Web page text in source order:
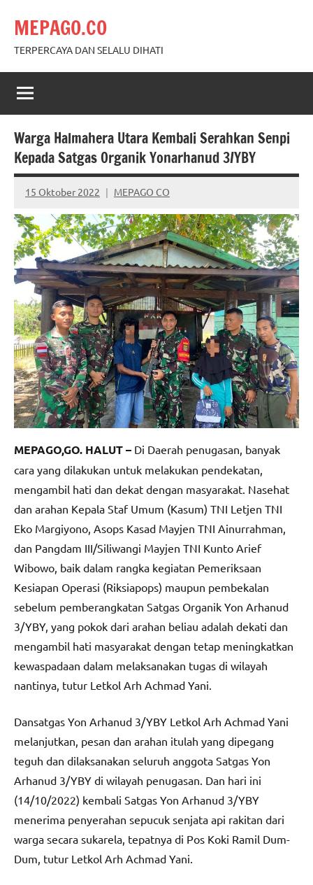
content
MEPAGO.CO
TERPERCAYA DAN SELALU DIHATI
Warga Halmahera Utara Kembali Serahkan Senpi
Kepada Satgas Organik Yonarhanud 3/YBY
15 Oktober 2022 MEPAGO CO
No
comments
MEPAGO,GO. HALUT – Di Daerah penugasan, banyak
cara yang dilakukan untuk melakukan pendekatan,
mengambil hati dan dekat dengan masyarakat. Nasehat
dan arahan Kepala Staf Umum (Kasum) TNI Letjen TNI
Eko Margiyono, Asops Kasad Mayjen TNI Ainurrahman,
dan Pangdam III/Siliwangi Mayjen TNI Kunto Arief
Wibowo, baik dalam rangka kegiatan Pemeriksaan
Kesiapan Operasi (Riksiapops) maupun pembekalan
sebelum pemberangkatan Satgas Organik Yon Arhanud
3/YBY, yang pokok dari arahan beliau adalah dekati dan
mengambil hati masyarakat dengan tetap meningkatkan
kewaspadaan dalam melaksanakan tugas di wilayah
nantinya, tutur Letkol Arh Achmad Yani.
Dansatgas Yon Arhanud 3/YBY Letkol Arh Achmad Yani
melanjutkan, pesan dan arahan itulah yang dipegang
teguh dan dilaksanakan seluruh anggota Satgas Yon
Arhanud 3/YBY di wilayah penugasan. Dan hari ini
(14/10/2022) kembali Satgas Yon Arhanud 3/YBY
menerima penyerahan sepucuk senjata api rakitan dari
warga secara sukarela, tepatnya di Pos Koki Ramil Dum-
Dum, tutur Letkol Arh Achmad Yani.